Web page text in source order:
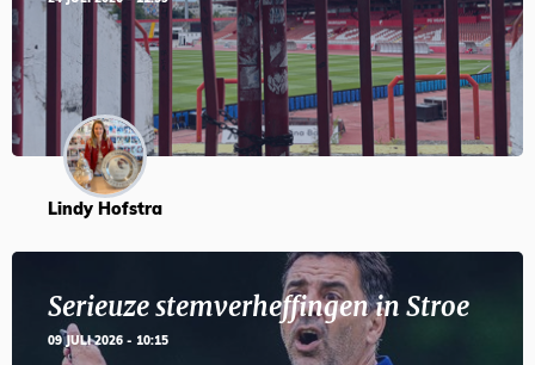
Lindy Hofstra
Serieuze stemverheffingen in Stroe
09 JULI 2026 - 10:15